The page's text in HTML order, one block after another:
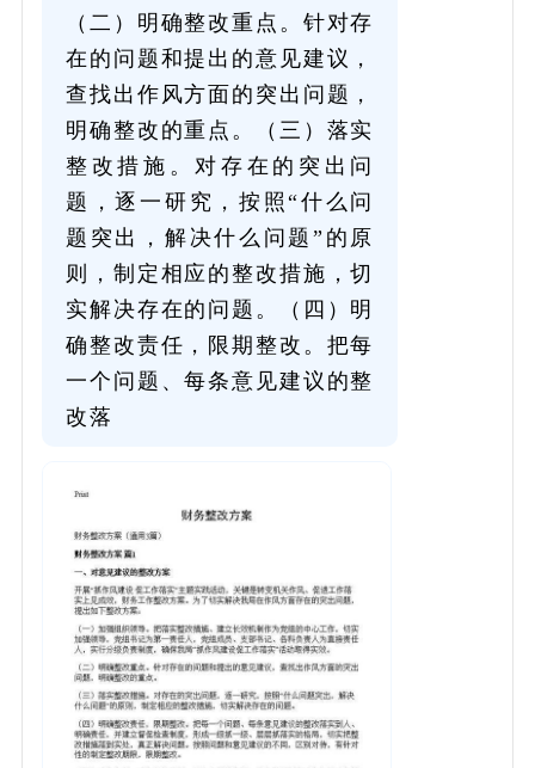
（二）明确整改重点。针对存
在的问题和提出的意见建议，
查找出作风方面的突出问题，
明确整改的重点。（三）落实
整改措施。对存在的突出问
题，逐一研究，按照“什么问
题突出，解决什么问题”的原
则，制定相应的整改措施，切
实解决存在的问题。（四）明
确整改责任，限期整改。把每
一个问题、每条意见建议的整
改落